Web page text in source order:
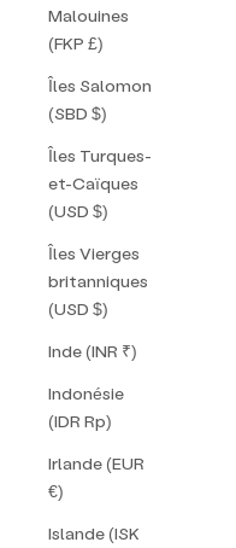
Malouines
(FKP £)
Îles Salomon
(SBD $)
Îles Turques-
et-Caïques
(USD $)
Îles Vierges
britanniques
(USD $)
Inde (INR ₹)
Indonésie
(IDR Rp)
Irlande (EUR
€)
Islande (ISK